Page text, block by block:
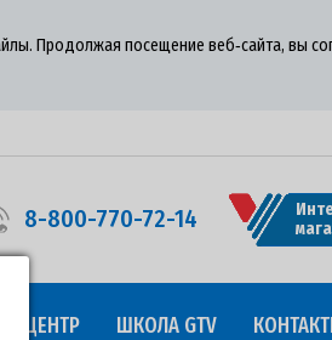
Продолжая посещение веб‑сайта, вы
8-800-770-72-14
ЦЕНТР ШКОЛА GTV